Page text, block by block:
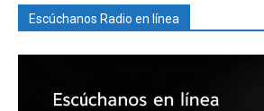
Escúchanos Radio en línea